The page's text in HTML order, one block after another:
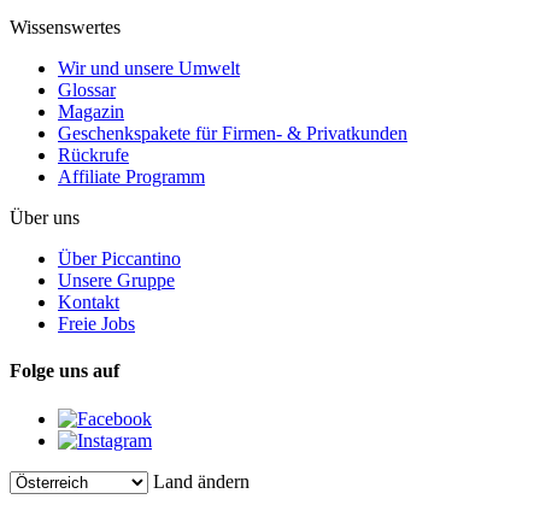
Wissenswertes
Wir und unsere Umwelt
Glossar
Magazin
Geschenkspakete für Firmen- & Privatkunden
Rückrufe
Affiliate Programm
Über uns
Über Piccantino
Unsere Gruppe
Kontakt
Freie Jobs
Folge uns auf
Land ändern